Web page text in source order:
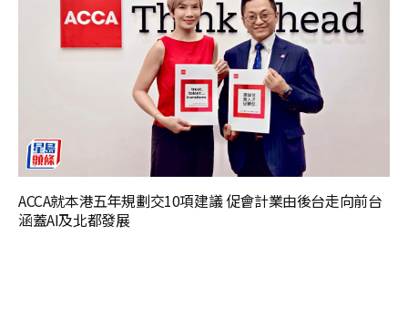
ACCA就本港五年規劃交10項建議 促會計業由後台走向前台
涵蓋AI及北都發展